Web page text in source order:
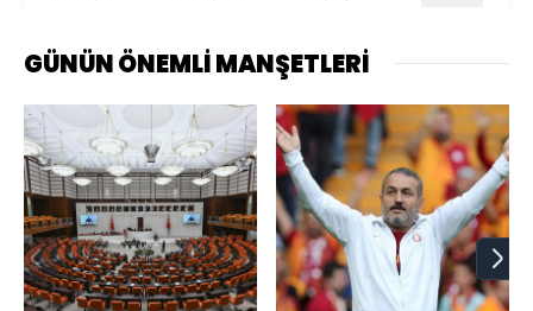
GÜNÜN ÖNEMLİ MANŞETLERİ